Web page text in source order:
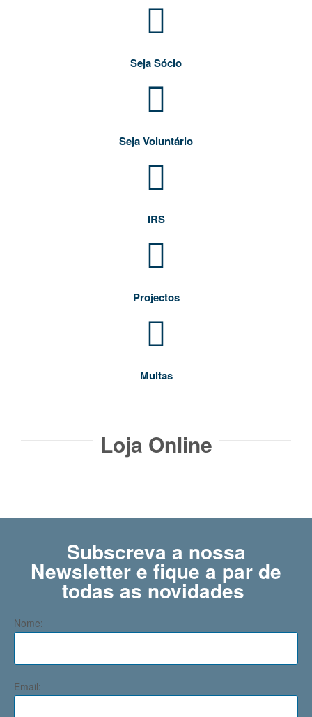
Seja Sócio
Seja Voluntário
IRS
Projectos
Multas
Loja Online
Subscreva a nossa
Newsletter e fique a par de
todas as novidades ​
Nome:
Email: